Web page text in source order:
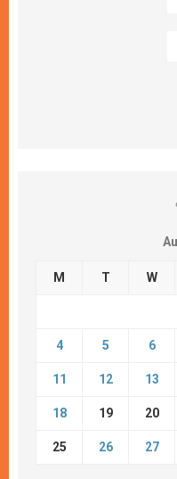
M T W
4 5 6
11 12 13
18 19 20
25 26 27